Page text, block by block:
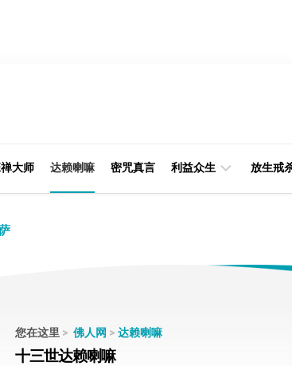
大师 达赖喇嘛 密咒真言 利益众生 放生戒
您在这里 > 佛人网 > 达赖喇嘛
十三世达赖喇嘛